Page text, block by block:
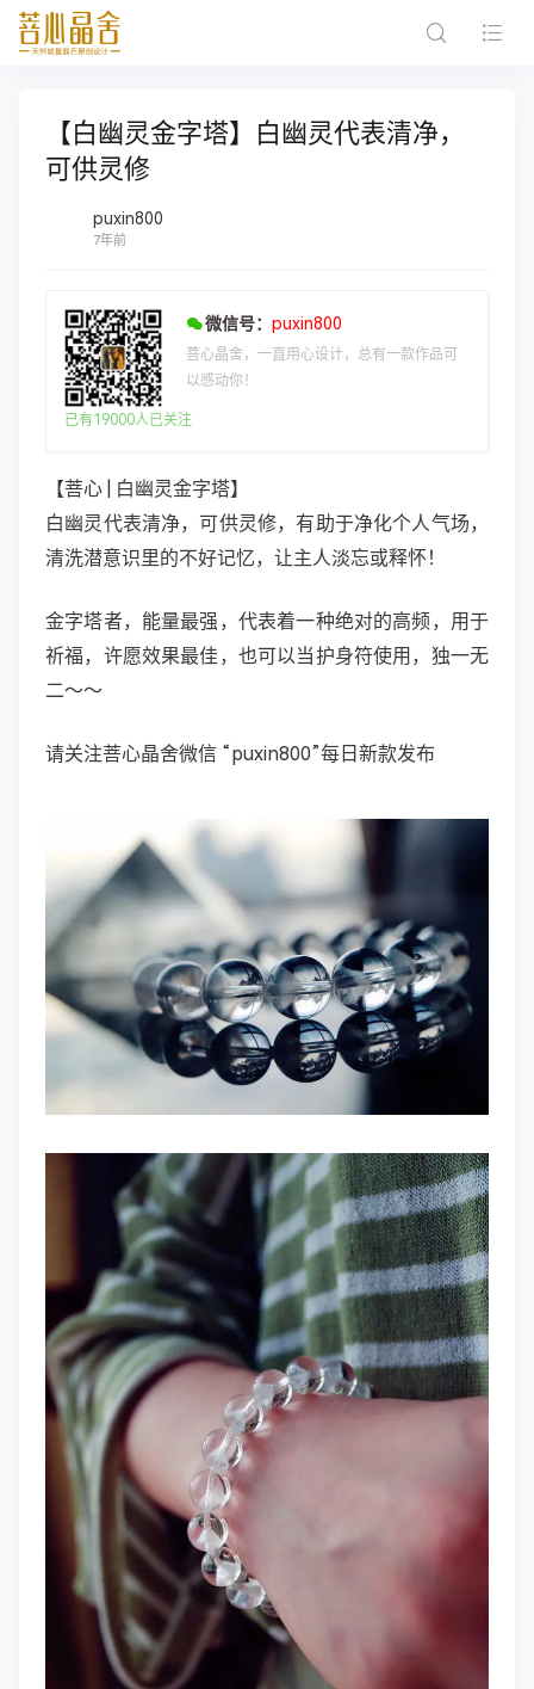
【白幽灵金字塔】白幽灵代表清净，
可供灵修
puxin800
7年前
微信号： puxin800
菩心晶舍，一直用心设计，总有一款作品可
以感动你！
已有19000人已关注
【菩心 | 白幽灵金字塔】
白幽灵代表清净，可供灵修，有助于净化个人气场，
清洗潜意识里的不好记忆，让主人淡忘或释怀！
金字塔者，能量最强，代表着一种绝对的高频，用于
祈福，许愿效果最佳，也可以当护身符使用，独一无
二～～
请关注菩心晶舍微信 “puxin800”每日新款发布